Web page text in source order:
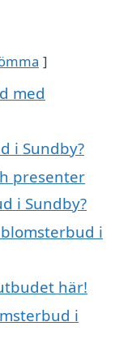
med
i Sundby?
presenter
i Sundby?
i
här!
i